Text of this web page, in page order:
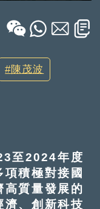
陳茂波
至2024年度
積極對接國
高質量發展的
濟、創新科技